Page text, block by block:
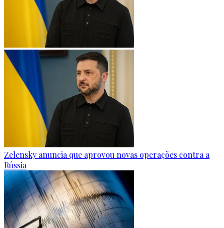
Zelensky anuncia que aprovou novas operações contra a
Rússia